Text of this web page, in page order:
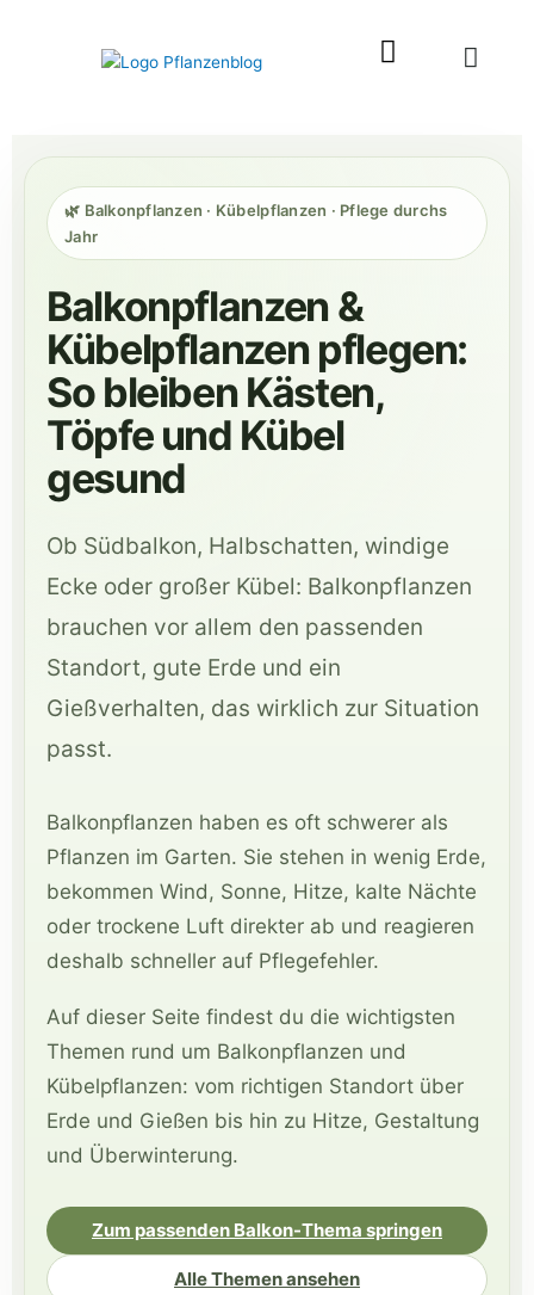
🌿 Balkonpflanzen · Kübelpflanzen · Pflege durchs
Jahr
Balkonpflanzen &
Kübelpflanzen pflegen:
So bleiben Kästen,
Töpfe und Kübel
gesund
Ob Südbalkon, Halbschatten, windige
Ecke oder großer Kübel: Balkonpflanzen
brauchen vor allem den passenden
Standort, gute Erde und ein
Gießverhalten, das wirklich zur Situation
passt.
Balkonpflanzen haben es oft schwerer als
Pflanzen im Garten. Sie stehen in wenig Erde,
bekommen Wind, Sonne, Hitze, kalte Nächte
oder trockene Luft direkter ab und reagieren
deshalb schneller auf Pflegefehler.
Auf dieser Seite findest du die wichtigsten
Themen rund um Balkonpflanzen und
Kübelpflanzen: vom richtigen Standort über
Erde und Gießen bis hin zu Hitze, Gestaltung
und Überwinterung.
Zum passenden Balkon-Thema springen
Alle Themen ansehen